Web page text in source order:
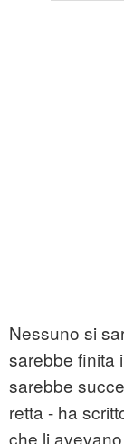
Nessuno si
sarebbe finita
sarebbe
retta - ha
che li